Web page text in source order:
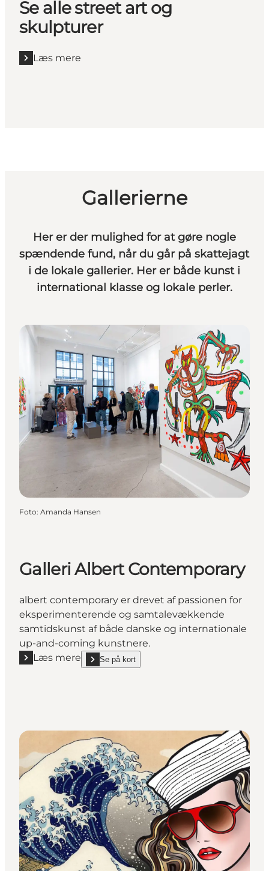
Se alle street art og
skulpturer
Læs mere
Læs mere "Se alle street art og skulpturer"
Gallerierne
Her er der mulighed for at gøre nogle
spændende fund, når du går på skattejagt
i de lokale gallerier. Her er både kunst i
international klasse og lokale perler.
Foto: Amanda Hansen
Galleri Albert Contemporary
albert contemporary er drevet af passionen for
eksperimenterende og samtalevækkende
samtidskunst af både danske og internationale
up-and-coming kunstnere.
Læs mere
Læs mere "Galleri Albert Contemporary"
Se på kort
show Galleri Albert Contemporary on_map